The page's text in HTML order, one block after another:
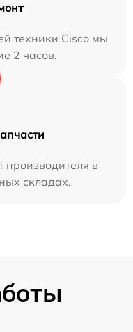
техники Cisco мы
2 часов.
производителя в
складах.